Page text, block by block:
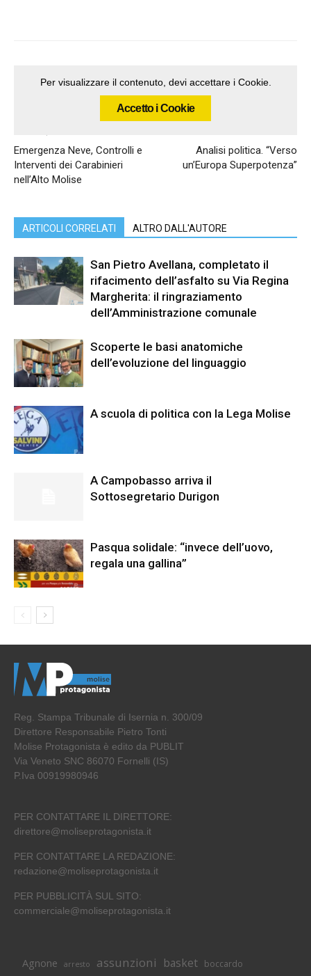
Per visualizzare il contenuto, devi accettare i Cookie.
Accetto i Cookie
Emergenza Neve, Controlli e
Interventi dei Carabinieri
nell’Alto Molise
Analisi politica. “Verso
un’Europa Superpotenza”
ARTICOLI CORRELATI ALTRO DALL'AUTORE
San Pietro Avellana, completato il
rifacimento dell’asfalto su Via Regina
Margherita: il ringraziamento
dell’Amministrazione comunale
Scoperte le basi anatomiche
dell’evoluzione del linguaggio
A scuola di politica con la Lega Molise
A Campobasso arriva il
Sottosegretario Durigon
Pasqua solidale: “invece dell’uovo,
regala una gallina”
Reg. Stampa Tribunale di Isernia n. 300/09
Direttore Responsabile Pietro Tonti
Molise Protagonista è edito da PUBLIT
Via Veneto SNC 86070 Fornelli (IS)
P.Iva 00919980946
PER CONTATTARE IL DIRETTORE:
direttore@moliseprotagonista.it
PER CONTATTARE LA REDAZIONE:
redazione@moliseprotagonista.it
PER PUBBLICITÀ SUL SITO:
commerciale@moliseprotagonista.it
Agnone arresto assunzioni basket boccardo